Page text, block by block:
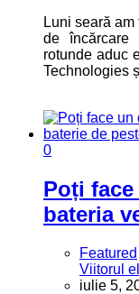
Luni seară
de încărcare
rotunde aduc
Technologies
0
Poți
bateria
Featured
Viitorul
iulie 5,